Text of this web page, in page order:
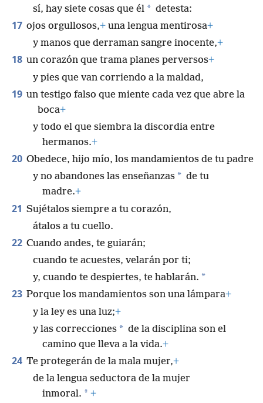
sí, hay siete cosas que él * detesta:
17 ojos orgullosos,+ una lengua mentirosa+
y manos que derraman sangre inocente,+
18 un corazón que trama planes perversos+
y pies que van corriendo a la maldad,
19 un testigo falso que miente cada vez que abre la
boca+
y todo el que siembra la discordia entre
hermanos.+
20 Obedece, hijo mío, los mandamientos de tu padre
y no abandones las enseñanzas * de tu
madre.+
21 Sujétalos siempre a tu corazón,
átalos a tu cuello.
22 Cuando andes, te guiarán;
cuando te acuestes, velarán por ti;
y, cuando te despiertes, te hablarán. *
23 Porque los mandamientos son una lámpara+
y la ley es una luz;+
y las correcciones * de la disciplina son el
camino que lleva a la vida.+
24 Te protegerán de la mala mujer,+
de la lengua seductora de la mujer
inmoral. * +